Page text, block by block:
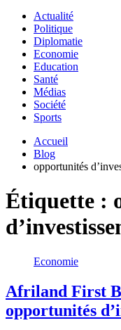
Actualité
Politique
Diplomatie
Economie
Education
Santé
Médias
Société
Sports
Accueil
Blog
opportunités
Étiquette :
Economie
Afriland First
opportunités